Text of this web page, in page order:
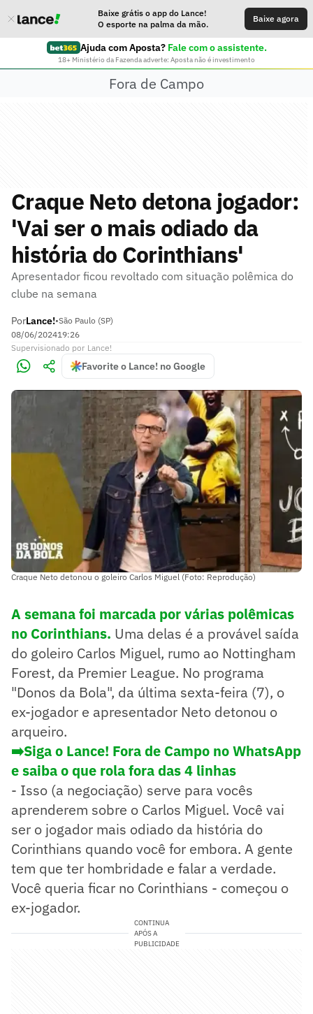
Baixe grátis o app do Lance!
O esporte na palma da mão.
Baixe agora
Ajuda com Aposta? Fale com o assistente.
18+ Ministério da Fazenda adverte: Aposta não é investimento
Fora de Campo
Craque Neto detona jogador:
'Vai ser o mais odiado da
história do Corinthians'
Apresentador ficou revoltado com situação polêmica do
clube na semana
PorLance!•São Paulo (SP)
08/06/202419:26
Supervisionado por Lance!
Favorite o Lance! no Google
Craque Neto detonou o goleiro Carlos Miguel (Foto: Reprodução)
A semana foi marcada por várias polêmicas
no Corinthians. Uma delas é a provável saída
do goleiro Carlos Miguel, rumo ao Nottingham
Forest, da Premier League. No programa
"Donos da Bola", da última sexta-feira (7), o
ex-jogador e apresentador Neto detonou o
arqueiro.
➡️Siga o Lance! Fora de Campo no WhatsApp
e saiba o que rola fora das 4 linhas
- Isso (a negociação) serve para vocês
aprenderem sobre o Carlos Miguel. Você vai
ser o jogador mais odiado da história do
Corinthians quando você for embora. A gente
tem que ter hombridade e falar a verdade.
Você queria ficar no Corinthians - começou o
ex-jogador.
CONTINUA
APÓS A
PUBLICIDADE